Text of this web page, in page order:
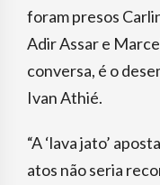
foram presos
Adir Assar e
conversa, é o
Ivan Athié.
“A ‘lava jato’
atos não seria